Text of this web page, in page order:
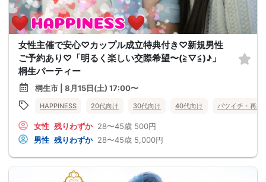
女性主催で安心♡カップル成立特典付き♡新規男性
ご予約あり♡「明るく楽しい交際希望〜(≧▽≦)♪」
桐生パーティー
桐生市 | 8月15日(土) 17:00〜
HAPPINESS 20代向け 30代向け 40代向け バツイチ・再婚
女性 残りわずか 28〜45歳 500円
男性 残りわずか 28〜45歳 5,000円